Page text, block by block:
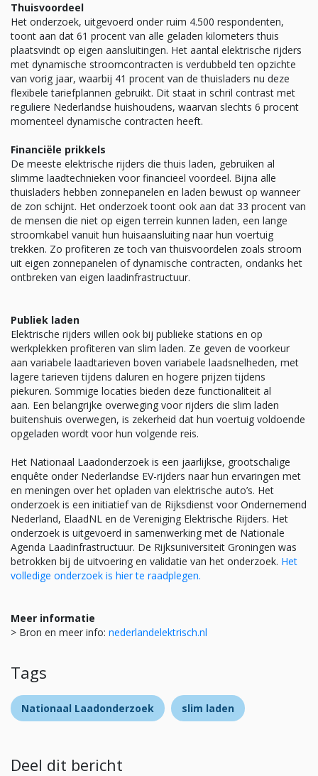
Thuisvoordeel
Het onderzoek, uitgevoerd onder ruim 4.500 respondenten,
toont aan dat 61 procent van alle geladen kilometers thuis
plaatsvindt op eigen aansluitingen. Het aantal elektrische rijders
met dynamische stroomcontracten is verdubbeld ten opzichte
van vorig jaar, waarbij 41 procent van de thuisladers nu deze
flexibele tariefplannen gebruikt. Dit staat in schril contrast met
reguliere Nederlandse huishoudens, waarvan slechts 6 procent
momenteel dynamische contracten heeft.
Financiële prikkels
De meeste elektrische rijders die thuis laden, gebruiken al
slimme laadtechnieken voor financieel voordeel. Bijna alle
thuisladers hebben zonnepanelen en laden bewust op wanneer
de zon schijnt. Het onderzoek toont ook aan dat 33 procent van
de mensen die niet op eigen terrein kunnen laden, een lange
stroomkabel vanuit hun huisaansluiting naar hun voertuig
trekken. Zo profiteren ze toch van thuisvoordelen zoals stroom
uit eigen zonnepanelen of dynamische contracten, ondanks het
ontbreken van eigen laadinfrastructuur.
Publiek laden
Elektrische rijders willen ook bij publieke stations en op
werkplekken profiteren van slim laden. Ze geven de voorkeur
aan variabele laadtarieven boven variabele laadsnelheden, met
lagere tarieven tijdens daluren en hogere prijzen tijdens
piekuren. Sommige locaties bieden deze functionaliteit al
aan. Een belangrijke overweging voor rijders die slim laden
buitenshuis overwegen, is zekerheid dat hun voertuig voldoende
opgeladen wordt voor hun volgende reis.
Het Nationaal Laadonderzoek is een jaarlijkse, grootschalige
enquête onder Nederlandse EV-rijders naar hun ervaringen met
en meningen over het opladen van elektrische auto’s. Het
onderzoek is een initiatief van de Rijksdienst voor Ondernemend
Nederland, ElaadNL en de Vereniging Elektrische Rijders. Het
onderzoek is uitgevoerd in samenwerking met de Nationale
Agenda Laadinfrastructuur. De Rijksuniversiteit Groningen was
betrokken bij de uitvoering en validatie van het onderzoek. Het
volledige onderzoek is hier te raadplegen.
Meer informatie
> Bron en meer info: nederlandelektrisch.nl
Tags
Nationaal Laadonderzoek slim laden
Deel dit bericht